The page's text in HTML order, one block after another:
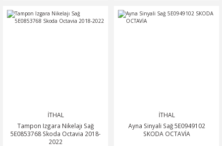
İTHAL
Tampon Izgara Nikelajı Sağ
5E0853768 Skoda Octavia 2018-
2022
İTHAL
Ayna Sinyali Sağ 5E0949102
SKODA OCTAVİA